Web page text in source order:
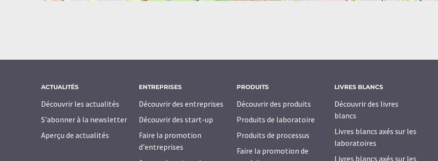
ACTUALITÉS
Découvrir les actualités
S'abonner à la newsletter
Aperçu de actualités
ENTREPRISES
Découvrir des entreprises
Découvrir des start-up
Faire la promotion
d'entreprises
PRODUITS
Découvrir des produits
Produits de laboratoire
Produits de processus
Faire la promotion de
LIVRES BLANCS
Découvrir des livres
blancs
Livres blancs axés sur les
laboratoires
Livres blancs axés sur les